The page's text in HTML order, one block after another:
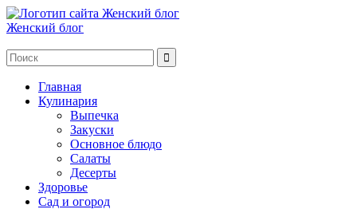
Женский блог
Главная
Кулинария
Выпечка
Закуски
Основное блюдо
Салаты
Десерты
Здоровье
Сад и огород